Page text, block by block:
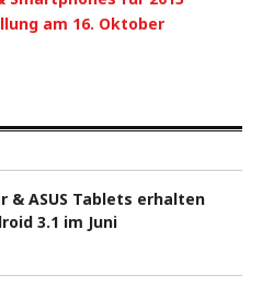
am 16. Oktober
& ASUS Tablets erhalten
3.1 im Juni